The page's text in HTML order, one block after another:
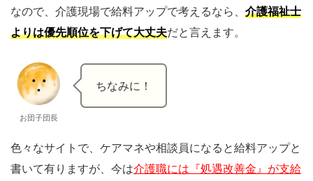
なので、介護現場で給料アップで考えるなら、 介護福祉士
よりは優先順位を下げて大丈夫だと言えます。
お団子団長
ちなみに！
色々なサイトで、ケアマネや相談員になると給料アップと
書いて有りますが、今は介護職には『処遇改善金』が支給